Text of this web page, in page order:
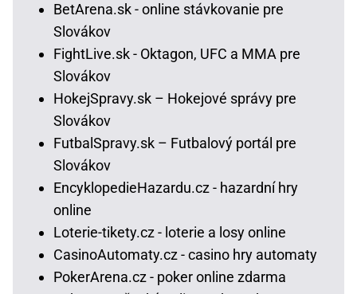
BetArena.sk - online stávkovanie pre
Slovákov
FightLive.sk - Oktagon, UFC a MMA pre
Slovákov
HokejSpravy.sk – Hokejové správy pre
Slovákov
FutbalSpravy.sk – Futbalový portál pre
Slovákov
EncyklopedieHazardu.cz - hazardní hry
online
Loterie-tikety.cz - loterie a losy online
CasinoAutomaty.cz - casino hry automaty
PokerArena.cz - poker online zdarma